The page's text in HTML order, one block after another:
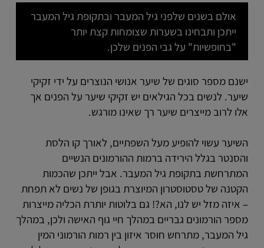
אולם בשנים שלפני גיל המעבר ובתקופת גיל המעבר
ייתכן ותבחינו בשערות שצומחות קצת יותר
"בחופשיות" על גבי הפנים שלכן.
ישנם מספר סוגים של שיער אנושי הנוצרים על ידי זקיקי
שיער. לנשים בכל הגילאים יש זקיקי שיער על הפנים אך
אלו לרוב מייצרים שיער רך שאינו מורגש.
השיער עשוי להופיע מעל השפתיים, לאורך קו הלסת
והסנטר בגלל הירידה ברמות ההורמונים הנשיים
המתרחשת בתקופת גיל המעבר. אבל ייתכן שהכמות
הקטנה של טסטוסטרון המיוצרת בגופן של נשים לא תפחת
– איזה מזל יש לנו, הא?! גם בלוטות יותרת הכליה מייצרות
מספר הורמונים גבריים במהלך חיי גוף האישה ולכן, במהלך
גיל המעבר, מתרחש חוסר איזון בין רמות הורמוני המין